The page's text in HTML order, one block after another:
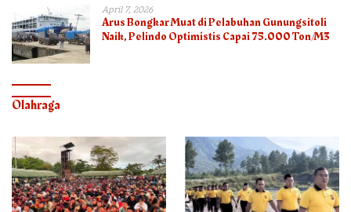
April 7, 2026
Arus Bongkar Muat di Pelabuhan Gunungsitoli
Naik, Pelindo Optimistis Capai 75.000 Ton/M3
Olahraga